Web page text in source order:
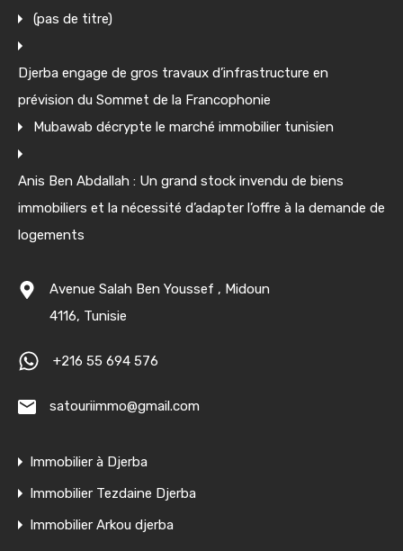
(pas de titre)
Djerba engage de gros travaux d’infrastructure en
prévision du Sommet de la Francophonie
Mubawab décrypte le marché immobilier tunisien
Anis Ben Abdallah : Un grand stock invendu de biens
immobiliers et la nécessité d’adapter l’offre à la demande de
logements
Avenue Salah Ben Youssef , Midoun
4116, Tunisie
+216 55 694 576
satouriimmo@gmail.com
Immobilier à Djerba
Immobilier Tezdaine Djerba
Immobilier Arkou djerba